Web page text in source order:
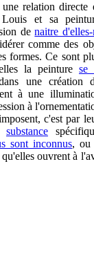
relation directe
et sa
denaitre d'elles-
comme des
formes. Ce sont
la peinture se
une création
à une
à
c'est par
substance
sont inconnus, ou
ouvrent à